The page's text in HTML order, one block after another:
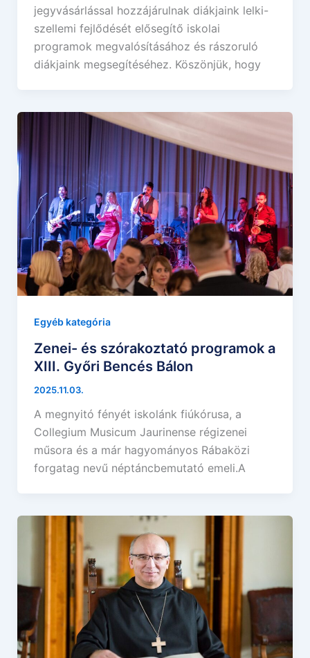
jegyvásárlással hozzájárulnak diákjaink lelki-
szellemi fejlődését elősegítő iskolai
programok megvalósításához és rászoruló
diákjaink megsegítéséhez. Köszönjük, hogy
Egyéb kategória
Zenei- és szórakoztató programok a
XIII. Győri Bencés Bálon
2025.11.03.
A megnyitó fényét iskolánk fiúkórusa, a
Collegium Musicum Jaurinense régizenei
műsora és a már hagyományos Rábaközi
forgatag nevű néptáncbemutató emeli.A